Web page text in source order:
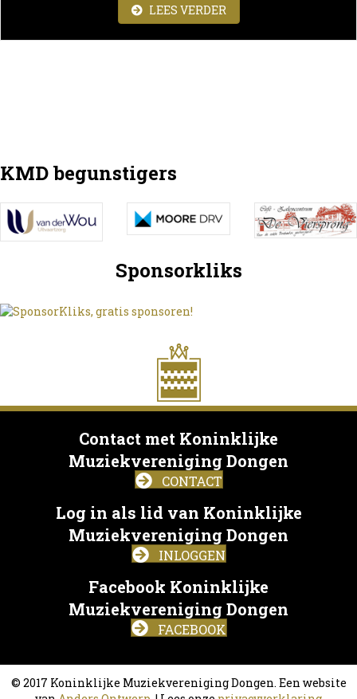
LEES VERDERABOUT FIESTA LATINA
KMD begunstigers
Sponsorkliks
Contact met Koninklijke
Muziekvereniging Dongen
CONTACT
Log in als lid van Koninklijke
Muziekvereniging Dongen
INLOGGEN
Facebook Koninklijke
Muziekvereniging Dongen
FACEBOOK
© 2017 Koninklijke Muziekvereniging Dongen. Een website